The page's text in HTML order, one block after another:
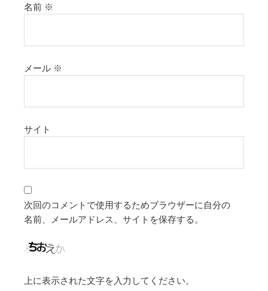
名前 ※
メール ※
サイト
次回のコメントで使用するためブラウザーに自分の
名前、メールアドレス、サイトを保存する。
上に表示された文字を入力してください。